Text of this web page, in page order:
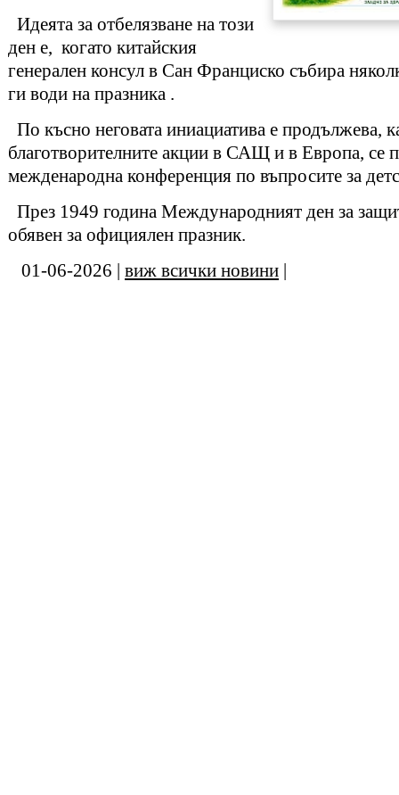
Идеята за отбелязване на този
ден е, когато китайския
генерален консул в Сан Франциско събира
ги води на празника .
По късно неговата иниациатива е продължева,
благотворителните акции в САЩ и в Европа, се
межденародна конференция по въпросите за
През 1949 година Международният ден за
обявен за официялен празник.
01-06-2026 | виж всички новини |